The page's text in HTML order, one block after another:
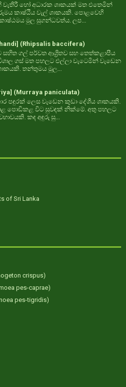
හෝ අධාරක ශාකයක් මත එතෙමින්
කාෂ්ඨීය වැල් ශාකයකි. පොළවෙහි
මුල සුගන්ධවත්ය. ලප...
(Rhipsalis baccifera)
සහිත ගල් පර්වත ආශ්‍රිතව සහ තෙත්කළාපීය
ගස් මත පහලට එල්ලා වැටෙමින් වැඩෙන
තන්තුමය මූල...
(Murraya paniculata)
පඳුරක් ලෙස වැඩෙන කුඩා දේශීය ශාකයකි.
පොඩිකළ විට සුවඳක් නික්මේ. අතු පහලට
කඳ අඳුරු සු...
of Sri Lanka
crispus)
pes-caprae)
pes-tigridis)